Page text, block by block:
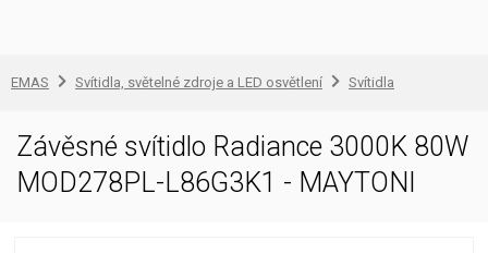
EMAS Svítidla, světelné zdroje a LED osvětlení Svítidla
Závěsné svítidlo Radiance 3000K 80W
MOD278PL-L86G3K1 - MAYTONI